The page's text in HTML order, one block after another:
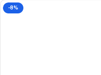
-8%